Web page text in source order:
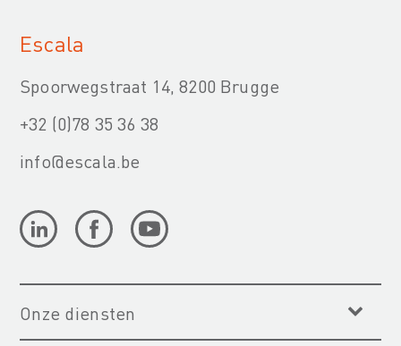
Escala
Spoorwegstraat 14, 8200 Brugge
+32 (0)78 35 36 38
info@escala.be
Onze diensten